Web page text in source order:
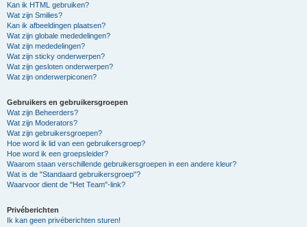
Kan ik HTML gebruiken?
Wat zijn Smilies?
Kan ik afbeeldingen plaatsen?
Wat zijn globale mededelingen?
Wat zijn mededelingen?
Wat zijn sticky onderwerpen?
Wat zijn gesloten onderwerpen?
Wat zijn onderwerpiconen?
Gebruikers en gebruikersgroepen
Wat zijn Beheerders?
Wat zijn Moderators?
Wat zijn gebruikersgroepen?
Hoe word ik lid van een gebruikersgroep?
Hoe word ik een groepsleider?
Waarom staan verschillende gebruikersgroepen in een andere kleur?
Wat is de "Standaard gebruikersgroep"?
Waarvoor dient de "Het Team"-link?
Privéberichten
Ik kan geen privéberichten sturen!